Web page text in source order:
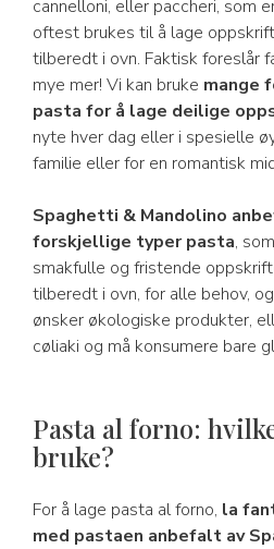
cannelloni, eller paccheri, som
oftest brukes til å lage
tilberedt i ovn. Faktisk foreslår
mye mer! Vi kan bruke mange
pasta for å lage deilige
nyte hver dag eller i spesielle
familie eller for en romantisk
Spaghetti & Mandolino
forskjellige typer pasta,
smakfulle og fristende
tilberedt i ovn, for alle behov,
ønsker økologiske produkter,
cøliaki og må konsumere bare
Pasta al forno:
bruke?
For å lage pasta al forno, la
med pastaen anbefalt av